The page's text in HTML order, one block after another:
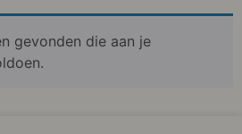
gevonden die aan je